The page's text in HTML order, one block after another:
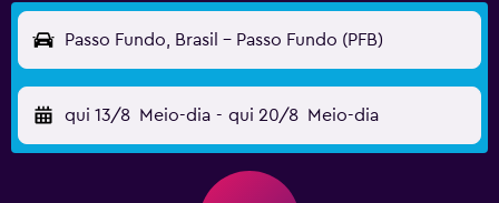
Passo Fundo, Brasil - Passo Fundo (PFB)
qui 13/8 Meio-dia - qui 20/8 Meio-dia